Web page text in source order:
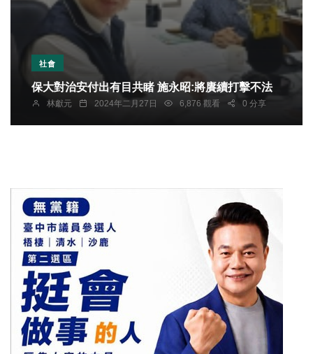
社會
保大對治安付出有目共睹 施永昭:將賡續打擊不法
林獻元 2024年二月27日 6,876 觀看 0 分享